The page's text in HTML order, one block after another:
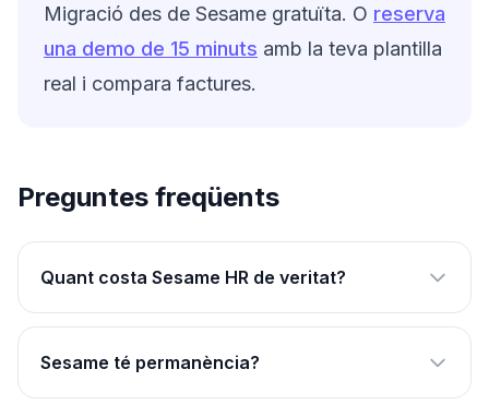
Migració des de Sesame gratuïta. O reserva
una demo de 15 minuts amb la teva plantilla
real i compara factures.
Preguntes freqüents
Quant costa Sesame HR de veritat?
Sesame té permanència?